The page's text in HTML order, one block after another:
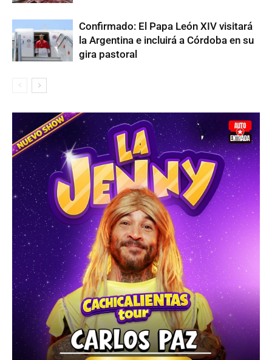
Confirmado: El Papa León XIV visitará
la Argentina e incluirá a Córdoba en su
gira pastoral